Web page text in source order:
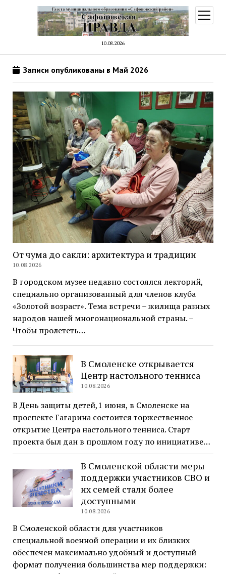
10.08.2026
меню
Записи опубликованы в Май 2026
От чума до сакли: архитектура и традиции
10.08.2026
В городском музее недавно состоялся лекторий,
специально организованный для членов клуба
«Золотой возраст». Тема встречи – жилища разных
народов нашей многонациональной страны. –
Чтобы пролететь…
В Смоленске открывается
Центр настольного тенниса
10.08.2026
В День защиты детей,1 июня, в Смоленске на
проспекте Гагарина состоится торжественное
открытие Центра настольного тенниса. Старт
проекта был дан в прошлом году по инициативе…
В Смоленской области меры
поддержки участников СВО и
их семей стали более
доступными
10.08.2026
В Смоленской области для участников
специальной военной операции и их близких
обеспечен максимально удобный и доступный
формат получения большинства мер поддержки: